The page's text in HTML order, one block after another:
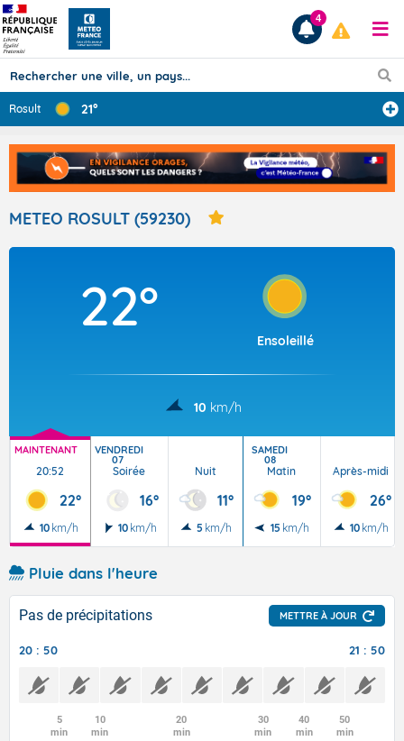
Prévisions
TOUS LES RÉSULTATS
Articles
4
Rosult 21°
METEO ROSULT (59230)
22°
Ensoleillé
10 km/h
MAINTENANT
20:52
22°
10 km/h
VENDREDI
07
Soirée
16°
10 km/h
Nuit
11°
5 km/h
SAMEDI
08
Matin
19°
15 km/h
Après-midi
26°
10 km/h
Pluie dans l'heure
Pas de précipitations METTRE À JOUR
20 : 50 21 : 50
5
min
10
min
20
min
30
min
40
min
50
min